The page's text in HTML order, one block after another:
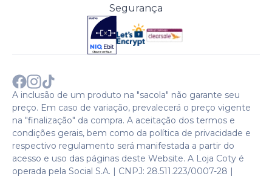
Política de Privacidade
Comprar com CNPJ?
Sobre a COTY no mundo
Cenoura & Bronze
Segurança
A inclusão de um produto na "sacola" não garante seu
preço. Em caso de variação, prevalecerá o preço vigente
na "finalização" da compra. A aceitação dos termos e
condições gerais, bem como da política de privacidade e
respectivo regulamento será manifestada a partir do
acesso e uso das páginas deste Website. A Loja Coty é
operada pela Social S.A. | CNPJ: 28.511.223/0007-28 |